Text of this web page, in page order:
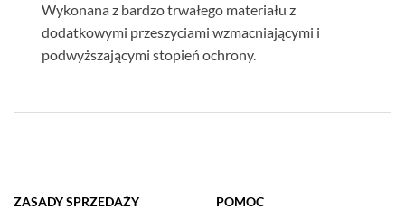
Wykonana z bardzo trwałego materiału z
dodatkowymi przeszyciami wzmacniającymi i
podwyższającymi stopień ochrony.
ZASADY SPRZEDAŻY POMOC